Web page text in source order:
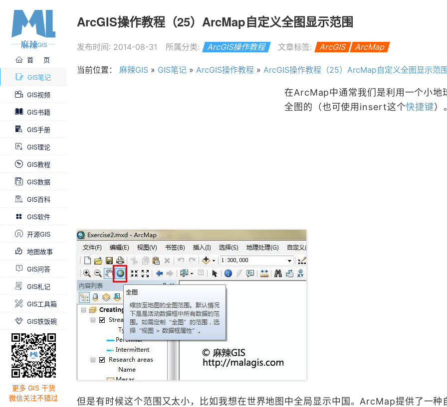
首 页
GIS笔记
GIS视频
GIS书籍
GIS手册
GIS理论
GIS教程
GIS数据
GIS百科
GIS软件
开源GIS
地图故事
GIS问答
GIS札记
GIS工具箱
GIS铁饭碗
更多 GIS 干货
微信关注不错过
ArcGIS操作教程（25）ArcMap自定义全图显示范围
发布时间: 2014-08-31 所属分类: ArcGIS操作教程 文章标签: ArcGIS ArcMap
当前位置： 麻辣GIS » GIS笔记 »ArcGIS操作教程 »ArcGIS操作教程（25）ArcMap自定义全图显示范围
在ArcMap中通常我们是利用一个小地
全图的（也可使用insert这个快捷键）
但是有时候这个范围又太小，比如我想在世界地图中全局显示中国。ArcMap提供了一种